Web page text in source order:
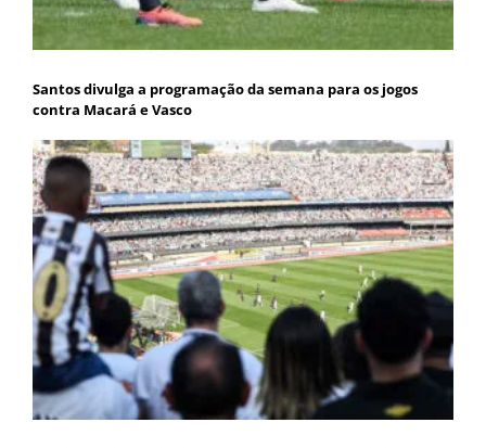
Santos divulga a programação da semana para os jogos
contra Macará e Vasco